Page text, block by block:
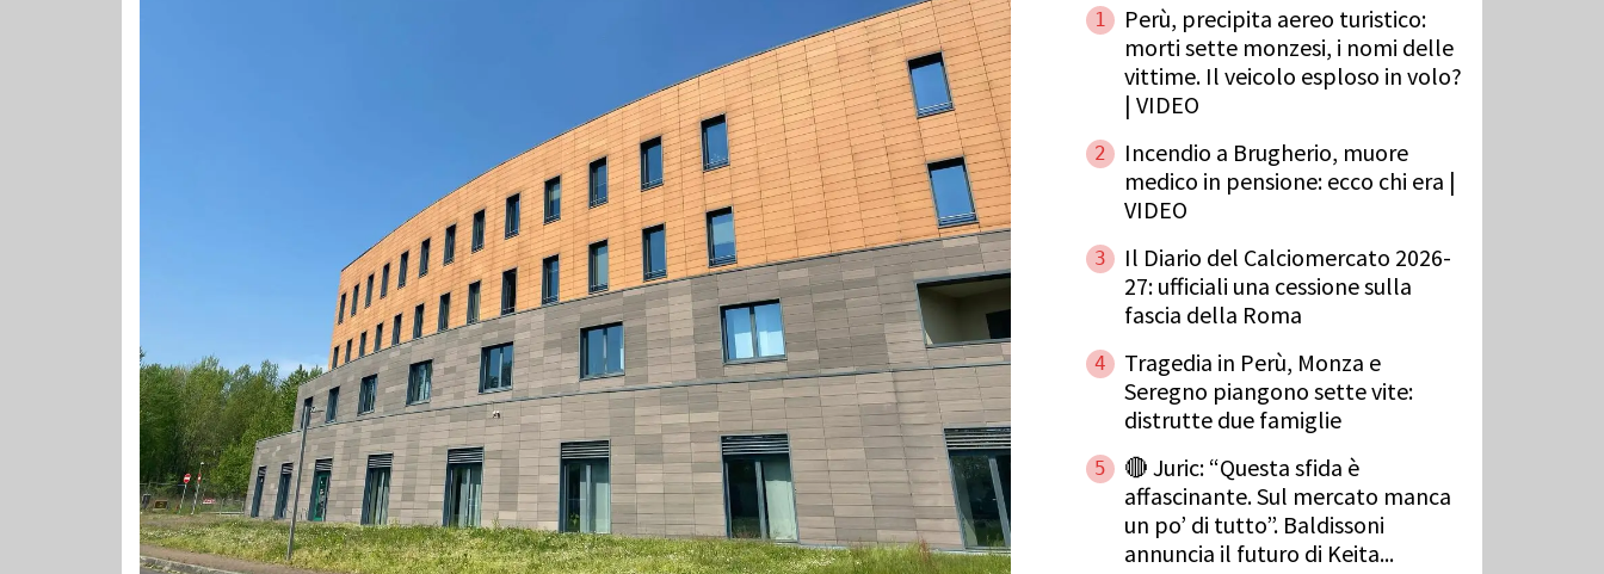
1
Perù, precipita aereo turistico:
morti sette monzesi, i nomi delle
vittime. Il veicolo esploso in volo?
| VIDEO
2
Incendio a Brugherio, muore
medico in pensione: ecco chi era |
VIDEO
3
Il Diario del Calciomercato 2026-
27: ufficiali una cessione sulla
fascia della Roma
4
Tragedia in Perù, Monza e
Seregno piangono sette vite:
distrutte due famiglie
5
🔴 Juric: “Questa sfida è
affascinante. Sul mercato manca
un po’ di tutto”. Baldissoni
annuncia il futuro di Keita...